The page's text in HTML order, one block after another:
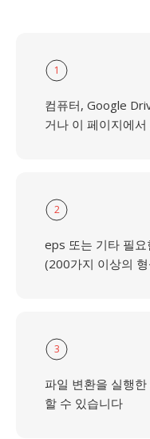
1
컴퓨터, Google
거나 이 페이지에
2
eps 또는 기타 필
(200가지 이상의
3
파일 변환을 실행
할 수 있습니다